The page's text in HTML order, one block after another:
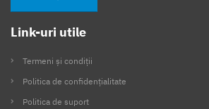
Link-uri utile
Termeni și condiții
Politica de confidențialitate
Politica de suport